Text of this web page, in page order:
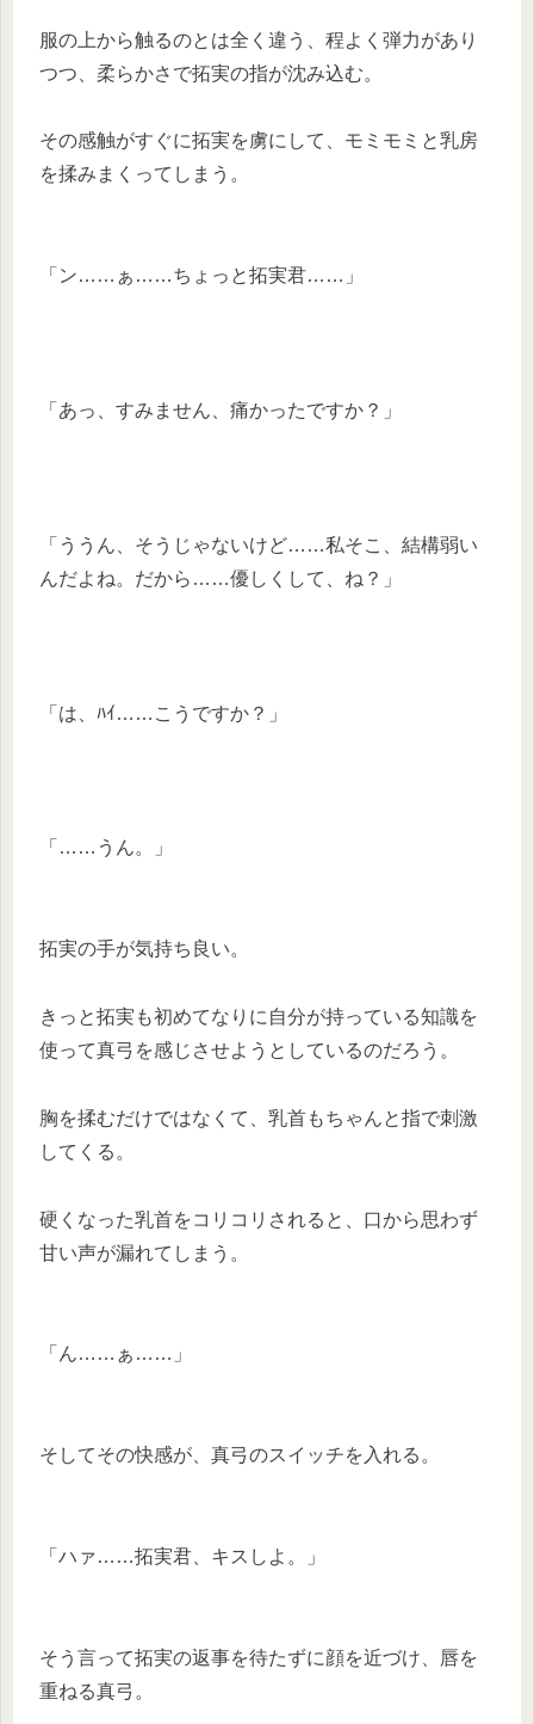
服の上から触るのとは全く違う、程よく弾力があり
つつ、柔らかさで拓実の指が沈み込む。
その感触がすぐに拓実を虜にして、モミモミと乳房
を揉みまくってしまう。
「ン……ぁ……ちょっと拓実君……」
「あっ、すみません、痛かったですか？」
「ううん、そうじゃないけど……私そこ、結構弱い
んだよね。だから……優しくして、ね？」
「は、ﾊｲ……こうですか？」
「……うん。」
拓実の手が気持ち良い。
きっと拓実も初めてなりに自分が持っている知識を
使って真弓を感じさせようとしているのだろう。
胸を揉むだけではなくて、乳首もちゃんと指で刺激
してくる。
硬くなった乳首をコリコリされると、口から思わず
甘い声が漏れてしまう。
「ん……ぁ……」
そしてその快感が、真弓のスイッチを入れる。
「ハァ……拓実君、キスしよ。」
そう言って拓実の返事を待たずに顔を近づけ、唇を
重ねる真弓。